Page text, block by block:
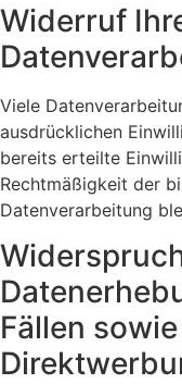
Widerruf
Viele
ausdrücklichen
bereits erteilte
Rechtmäßigkeit der
Datenverarbeitung
Fällen